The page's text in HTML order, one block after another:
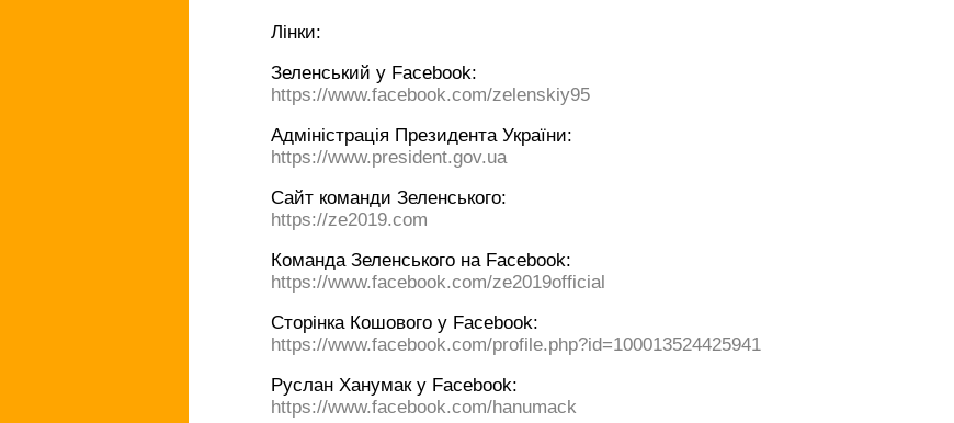
Лінки:
Зеленський у Facebook:
https://www.facebook.com/zelenskiy95
Адміністрація Президента України:
https://www.president.gov.ua
Сайт команди Зеленського:
https://ze2019.com
Команда Зеленського на Facebook:
https://www.facebook.com/ze2019official
Сторінка Кошового у Facebook:
https://www.facebook.com/profile.php?id=100013524425941
Руслан Ханумак у Facebook:
https://www.facebook.com/hanumack